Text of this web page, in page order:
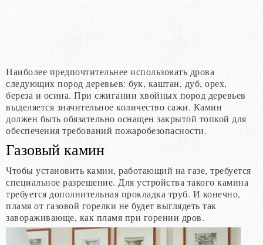
Наиболее предпочтительнее использовать дрова
следующих пород деревьев: бук, каштан, дуб, орех,
береза и осина. При сжигании хвойных пород деревьев
выделяется значительное количество сажи. Камин
должен быть обязательно оснащен закрытой топкой для
обеспечения требований пожаробезопасности.
Газовый камин
Чтобы установить камин, работающий на газе, требуется
специальное разрешение. Для устройства такого камина
требуется дополнительная прокладка труб. И конечно,
пламя от газовой горелки не будет выглядеть так
завораживающе, как пламя при горении дров.